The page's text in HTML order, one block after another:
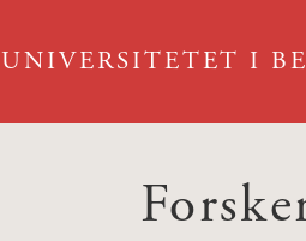
UNIVERSITETET I